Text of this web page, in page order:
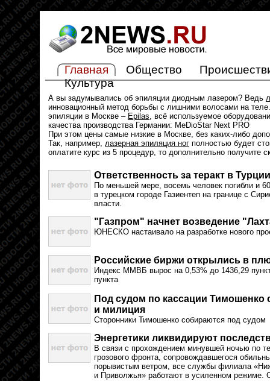
Главная Общество
Культура
А вы задумывались об эпиляции диодным лазером? Ведь
инновационный метод борьбы с лишними волосами на
эпиляции в Москве – Epilas, всё используемое
качества производства Германии: MeDioStar Next PRO
При этом цены самые низкие в Москве, без каких-либо
Так, например, лазерная эпиляция ног полностью будет
оплатите курс из 5 процедур, то дополнительно получите
Ответственность за теракт в
По меньшей мере, восемь человек погибли и
в турецком городе Газиентеп на границе с
власти.
"Газпром" начнет возведение
ЮНЕСКО настаивало на разработке нового
Российские биржи открылись в
Индекс ММВБ вырос на 0,53% до 1436,29
пункта
Под судом по кассации Тимошенко
и милиция
Сторонники Тимошенко собираются под судом
Энергетики ликвидируют
В связи с прохождением минувшей ночью по
грозового фронта, сопровождавшегося
порывистым ветром, все службы филиала
и Приволжья» работают в усиленном режиме.